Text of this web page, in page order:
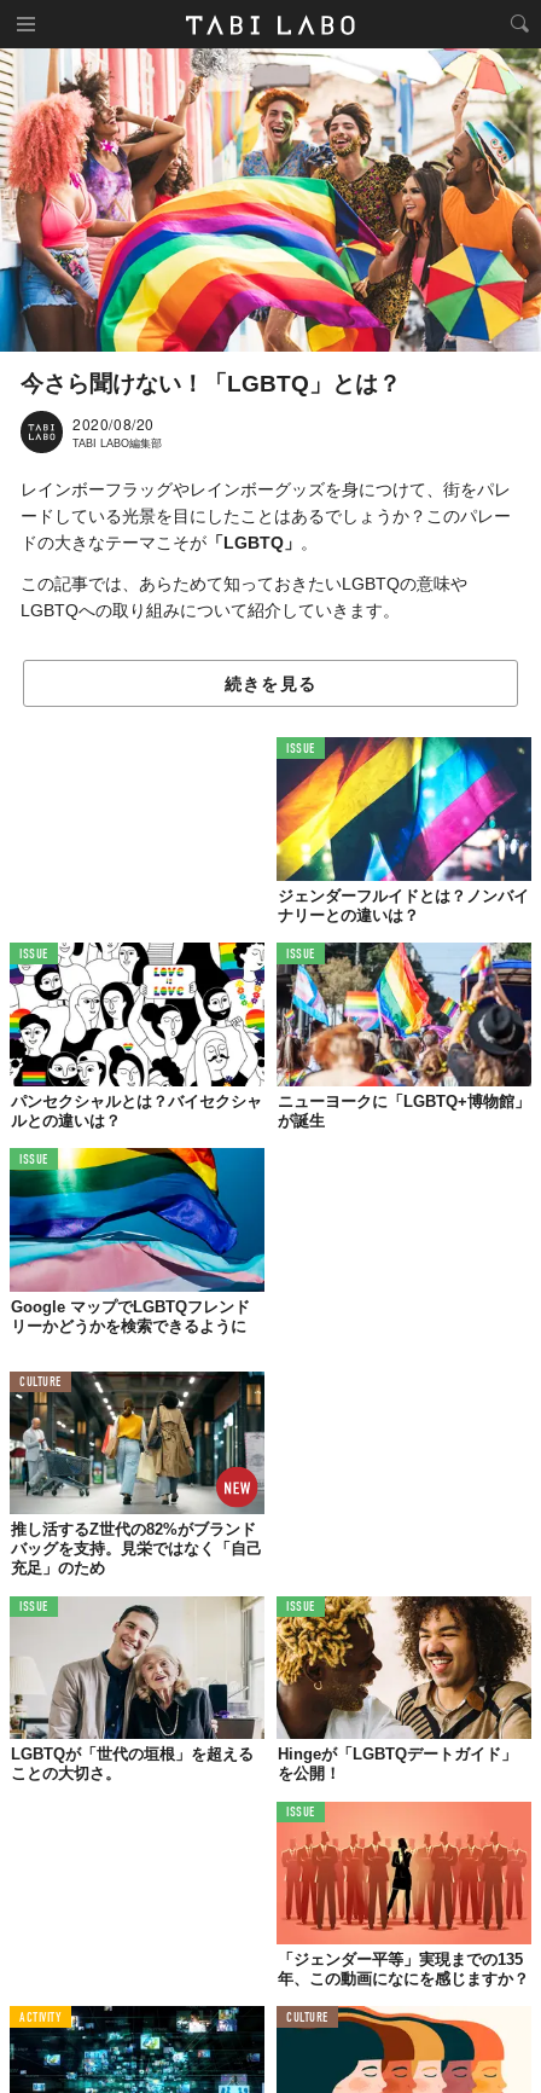
今さら聞けない！「LGBTQ」とは？
2020/08/20
TABI LABO編集部
レインボーフラッグやレインボーグッズを身につけて、街をパレ
ードしている光景を目にしたことはあるでしょうか？このパレー
ドの大きなテーマこそが 「LGBTQ」 。
この記事では、あらためて知っておきたいLGBTQの意味や
LGBTQへの取り組みについて紹介していきます。
©iStock.com/BalkansCat
LGBTQとは、「レスビアン・ゲイ・バイセクシュアル・トランス
ジェンダー・クエスチョニング（性的指向や性自認が未確定の
人）のこと。」を意味しています。（
セクシャルマイノリティを表す言葉である、
ン）・Gay（ゲイ）・Bisexual（バイセクシュアル）・
Transgender（トランスジェンダー）
「LGBT」は聞いたことがある方も多いはず。これに
Questioning（クエスチョニング）、Queer（クィア）
もあります。
LGBTQのそれぞれの意味は？
©iStock.com/Rawpixel
「こころの性と好きになる性が女性で一致してい
一つ覚えておいて欲しい考え方が、性自認という言葉。性自認と
は「自分が自分自身の性別をどのように認識しているか」という
こと。この「性自認」自体には、生物学的性別や性的指向は関係
続きを見る
ISSUE
ジェンダーフルイドとは？ノンバイ
ナリーとの違いは？
ISSUE
パンセクシャルとは？バイセクシャ
ルとの違いは？
ISSUE
ニューヨークに「LGBTQ+博物館」
が誕生
ISSUE
Google マップでLGBTQフレンド
リーかどうかを検索できるように
CULTURE
推し活するZ世代の82%がブランド
バッグを支持。見栄ではなく「自己
充足」のため
ISSUE
LGBTQが「世代の垣根」を超える
ことの大切さ。
ISSUE
Hingeが「LGBTQデートガイド」
を公開！
ISSUE
「ジェンダー平等」実現までの135
年、この動画になにを感じますか？
ACTIVITY CULTURE